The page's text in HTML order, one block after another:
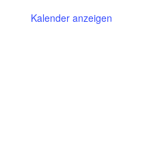
Kalender anzeigen